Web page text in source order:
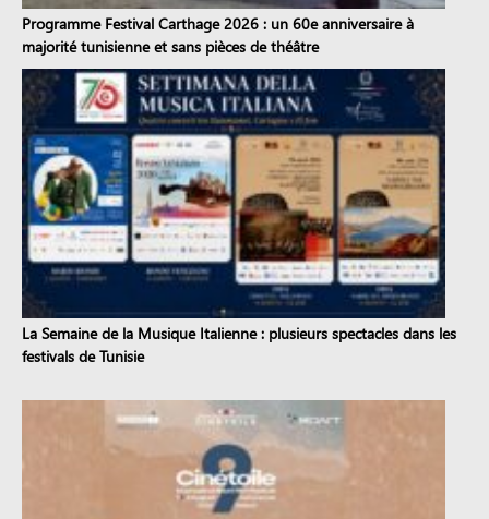
Programme Festival Carthage 2026 : un 60e anniversaire à
majorité tunisienne et sans pièces de théâtre
La Semaine de la Musique Italienne : plusieurs spectacles dans les
festivals de Tunisie